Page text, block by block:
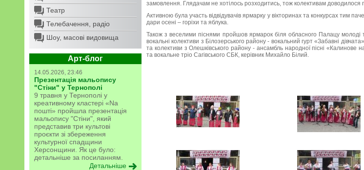
Театр
Телебачення, радіо
Шоу, масові видовища
Арт-блог
14.05.2026, 23:46
Презентація мальопису
"Стіни" у Тернополі
9 травня у Тернополі у
креативному кластері «Na
пошті» пройшла презентація
мальопису "Стіни", який
представив три культові
проєкти зі збереження
культурної спадщини
Херсонщини. Як це було:
детальніше за посиланням.
Детальніше
замовлення. Глядачам не хотілось розходитись, тож колективам
Активною була участь відвідувачів ярмарку у вікторинах та конкурсах тим
дари осені – горіхи та яблука.
Також з веселими піснями пройшов ярмарок біля обласного Палацу молоді
вокальні колективи з Білозерського району - вокальний гурт «Забавні
та колективи з Олешківського району - ансамбль народної пісні «Калинове
та вокальне тріо Сагівського СБК, керівник Михайло Білий.